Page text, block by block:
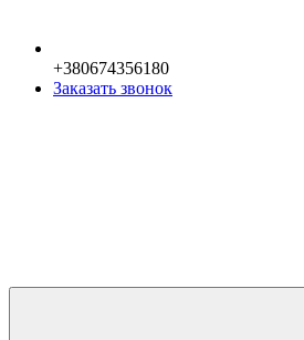
+380674356180
Заказать звонок